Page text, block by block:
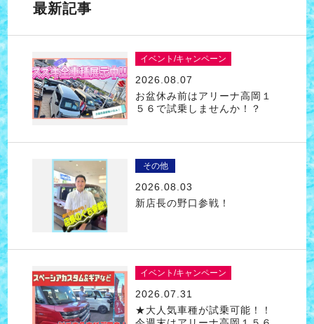
最新記事
イベント/キャンペーン
2026.08.07
お盆休み前はアリーナ高岡１
５６で試乗しませんか！？
その他
2026.08.03
新店長の野口参戦！
イベント/キャンペーン
2026.07.31
★大人気車種が試乗可能！！